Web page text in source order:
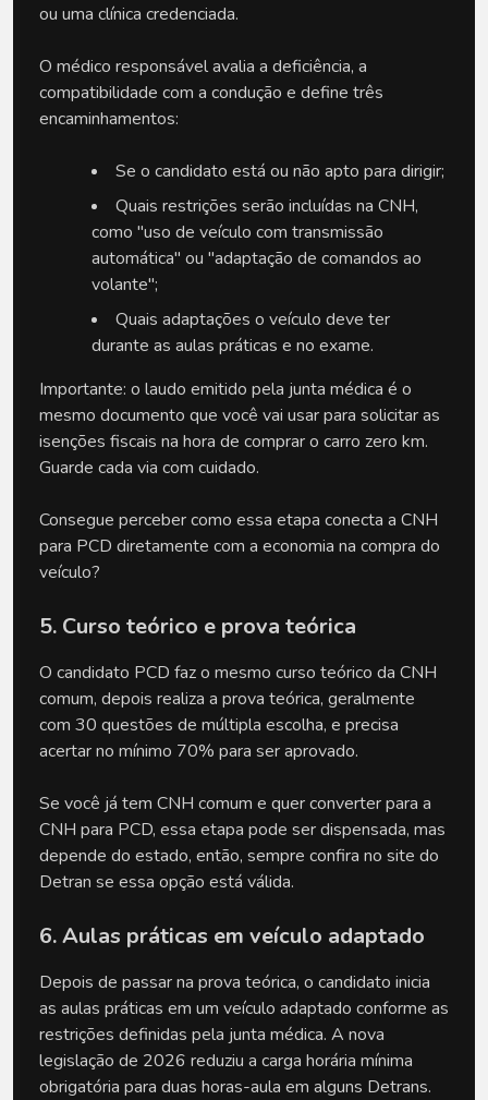
ou uma clínica credenciada.
O médico responsável avalia a deficiência, a
compatibilidade com a condução e define três
encaminhamentos:
Se o candidato está ou não apto para dirigir;
Quais restrições serão incluídas na CNH,
como "uso de veículo com transmissão
automática" ou "adaptação de comandos ao
volante";
Quais adaptações o veículo deve ter
durante as aulas práticas e no exame.
Importante: o laudo emitido pela junta médica é o
mesmo documento que você vai usar para solicitar as
isenções fiscais na hora de comprar o carro zero km.
Guarde cada via com cuidado.
Consegue perceber como essa etapa conecta a CNH
para PCD diretamente com a economia na compra do
veículo?
5. Curso teórico e prova teórica
O candidato PCD faz o mesmo curso teórico da CNH
comum, depois realiza a prova teórica, geralmente
com 30 questões de múltipla escolha, e precisa
acertar no mínimo 70% para ser aprovado.
Se você já tem CNH comum e quer converter para a
CNH para PCD, essa etapa pode ser dispensada, mas
depende do estado, então, sempre confira no site do
Detran se essa opção está válida.
6. Aulas práticas em veículo adaptado
Depois de passar na prova teórica, o candidato inicia
as aulas práticas em um veículo adaptado conforme as
restrições definidas pela junta médica. A nova
legislação de 2026 reduziu a carga horária mínima
obrigatória para duas horas-aula em alguns Detrans.